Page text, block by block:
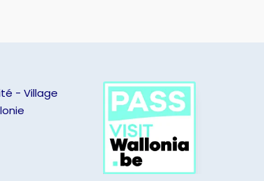
- Village